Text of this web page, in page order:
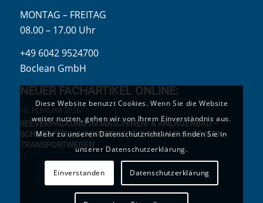
MONTAG – FREITAG
08.00 – 17.00 Uhr
+49 6042 9524700
Boclean GmbH
NEUER FACHARTIKEL ONLINE:
10. FEBRUAR 2026
SEEVERPACKUNG IM MASCHINEN- & ANLAGENBAU –
SCHUTZ FÜR HOCHWERTIGE TECHNIK AUF GLOBALEN
TRANSPORTWEGEN
Diese Website benutzt Cookies. Wenn Sie die Website
weiter nutzen, gehen wir von Ihrem Einverständnis aus.
Mehr zu unseren Datenschutzrichtlinien finden Sie in
unserer Datenschutzerklärung.
Einverstanden Datenschutzerklärung